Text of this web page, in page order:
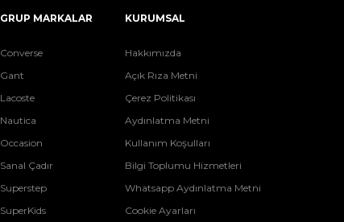
GRUP MARKALAR
Converse
Gant
Lacoste
Nautica
Occasion
Sanal Çadır
Superstep
SuperKids
KURUMSAL
Hakkımızda
Açık Rıza Metni
Çerez Politikası
Aydınlatma Metni
Kullanım Koşulları
Bilgi Toplumu Hizmetleri
Whatsapp Aydınlatma Metni
Cookie Ayarları